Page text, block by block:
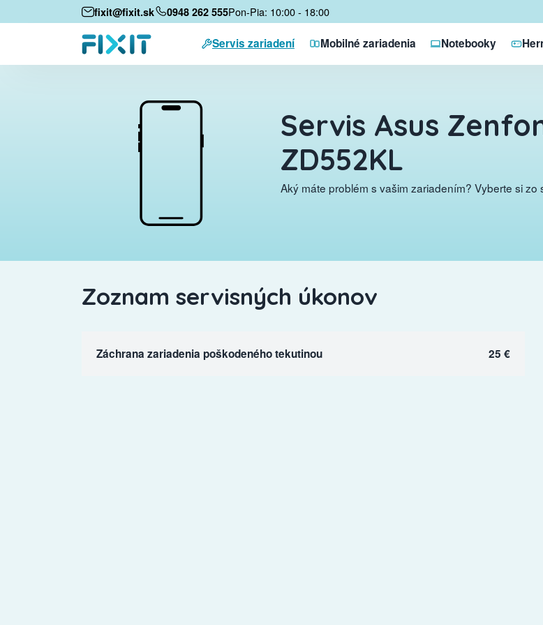
fixit@fixit.sk 0948 262 555Pon-Pia: 10:00 - 18:00
Servis zariadení Mobilné zariadenia Notebooky
Servis Asus
ZD552KL
Aký máte problém s vašim zariadením? Vyberte si
Zoznam servisných úkonov
Záchrana zariadenia poškodeného tekutinou 25 €